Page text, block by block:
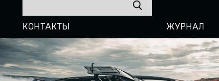
КОНТАКТЫ ЖУРНАЛ